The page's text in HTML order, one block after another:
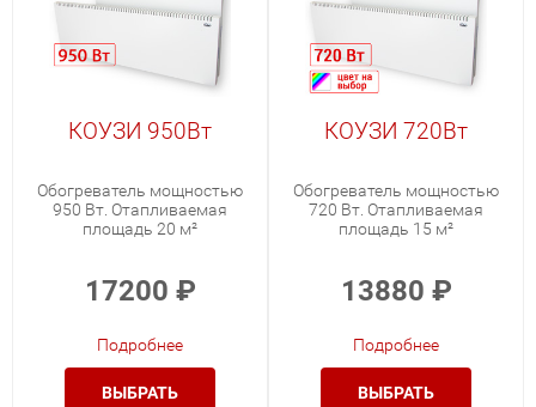
КОУЗИ 950Вт
Обогреватель мощностью
950 Вт. Отапливаемая
площадь 20 м²
17200 ₽
Подробнее
ВЫБРАТЬ
КОУЗИ 720Вт
Обогреватель мощностью
720 Вт. Отапливаемая
площадь 15 м²
13880 ₽
Подробнее
ВЫБРАТЬ